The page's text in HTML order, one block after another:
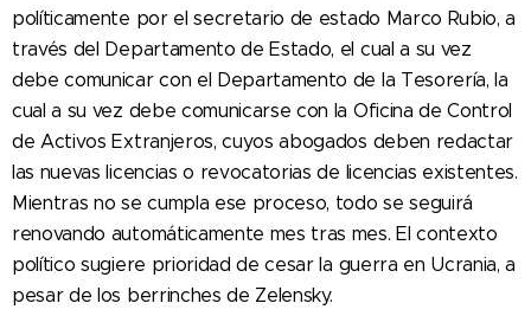
políticamente por el secretario de estado Marco Rubio, a
través del Departamento de Estado, el cual a su vez
debe comunicar con el Departamento de la Tesorería, la
cual a su vez debe comunicarse con la Oficina de Control
de Activos Extranjeros, cuyos abogados deben redactar
las nuevas licencias o revocatorias de licencias existentes.
Mientras no se cumpla ese proceso, todo se seguirá
renovando automáticamente mes tras mes. El contexto
político sugiere prioridad de cesar la guerra en Ucrania, a
pesar de los berrinches de Zelensky.